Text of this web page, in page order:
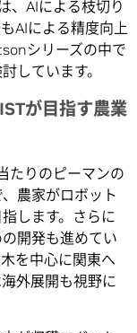
、AIによる枝切り
AIによる精度向上
シリーズの中で
しています。
が目指す農業
たりのピーマンの
農家がロボット
します。さらに
開発も進めてい
を中心に関東へ
外展開も視野に